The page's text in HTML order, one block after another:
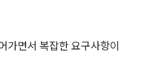
가면서 복잡한 요구사항이